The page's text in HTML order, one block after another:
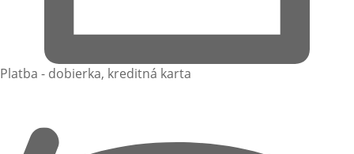
Platba - dobierka, kreditná karta